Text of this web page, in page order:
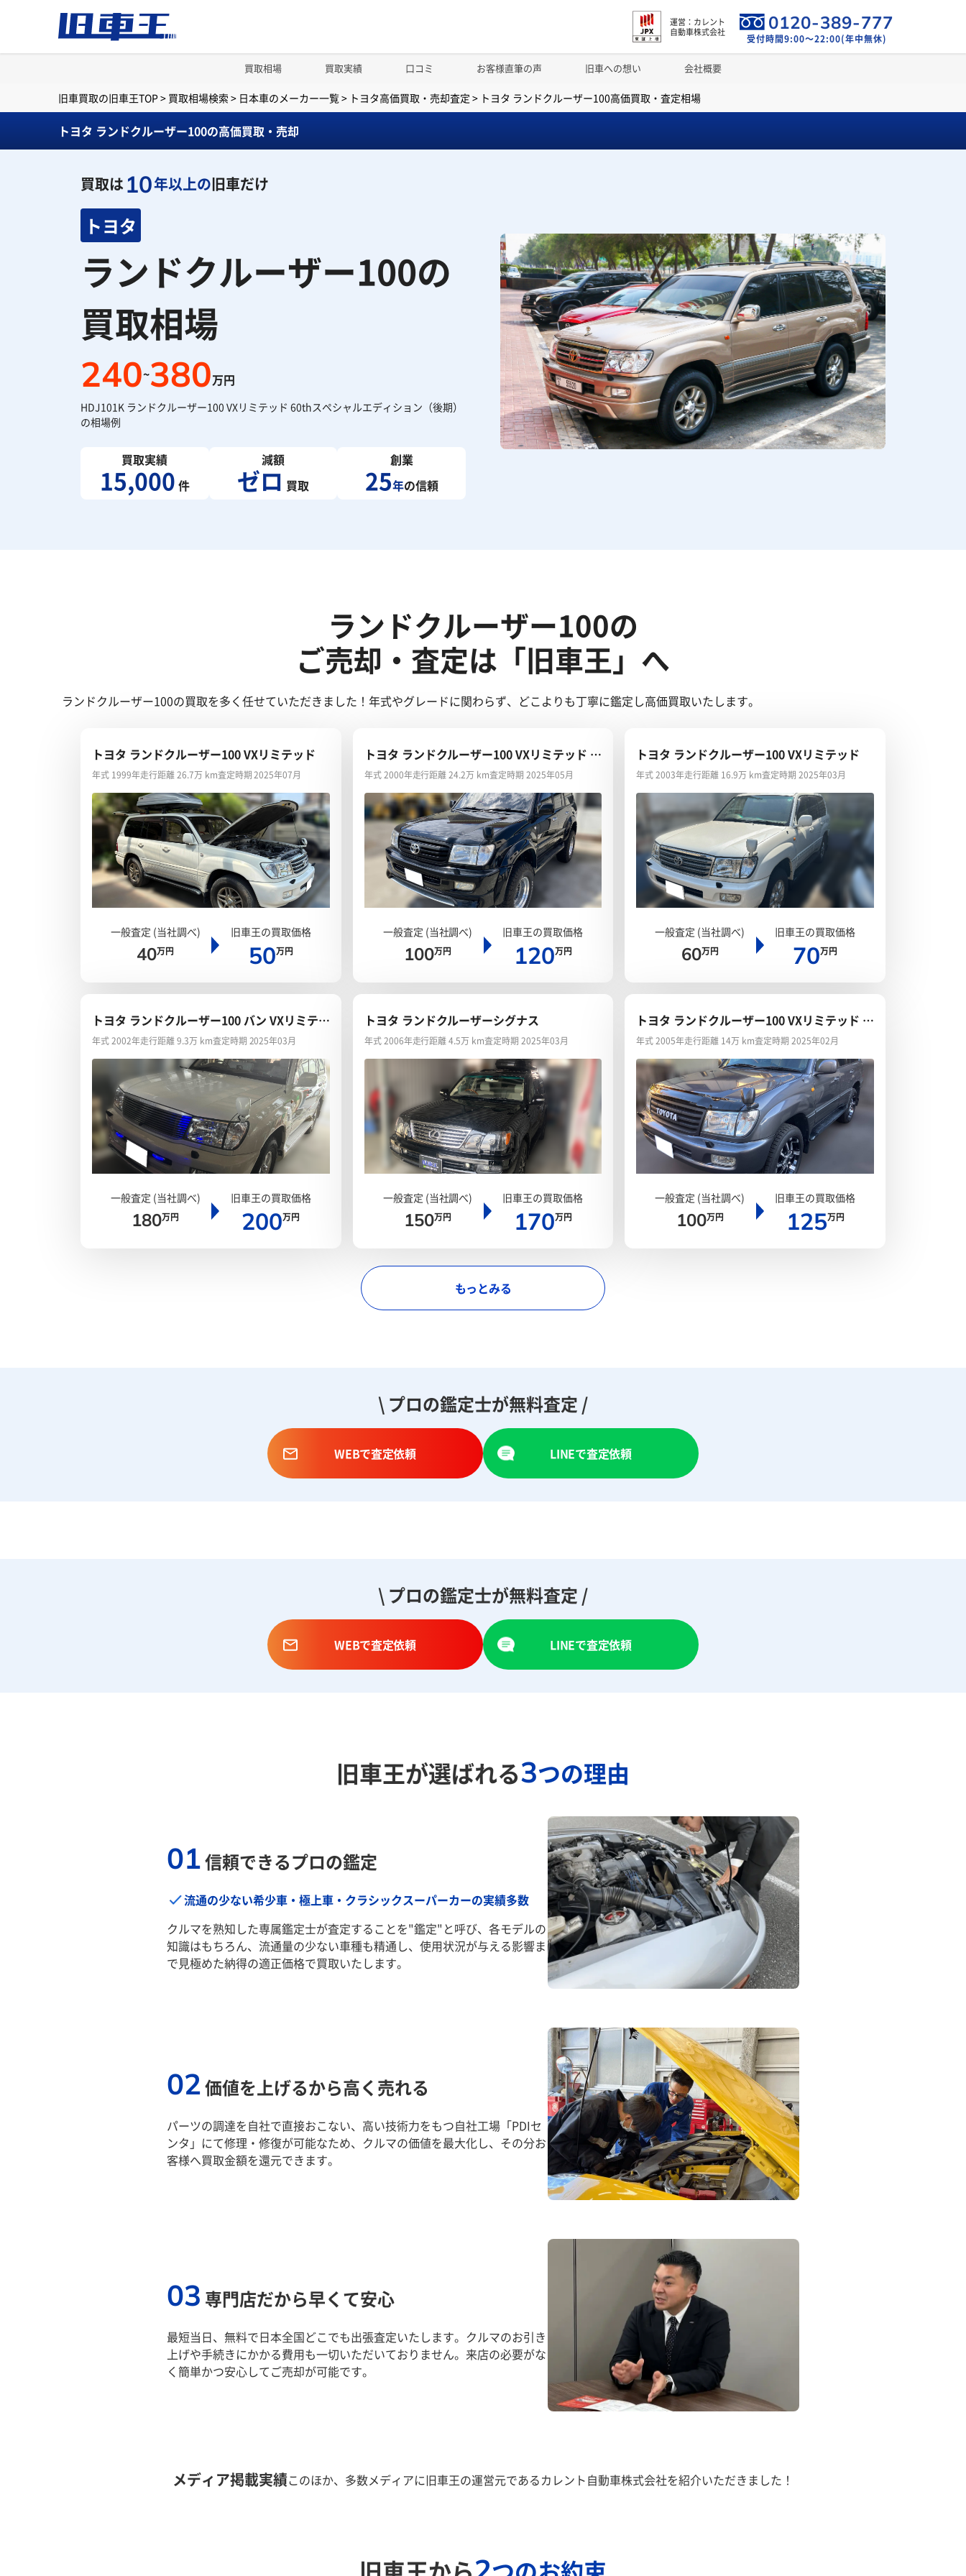
運営：カレント
自動車株式会社
0120-389-777
受付時間9:00～22:00(年中無休)
買取相場 買取実績 口コミ お客様直筆の声 旧車への想い 会社概要
旧車買取の旧車王TOP > 買取相場検索 > 日本車のメーカー一覧> トヨタ高価買取・売却査定 > トヨタ ランドクルーザー100高価買取・査定相場
トヨタ ランドクルーザー100の高価買取・売却
買取は10年以上の旧車だけ
トヨタ
ランドクルーザー100の
買取相場
240~380万円
HDJ101K ランドクルーザー100 VXリミテッド 60thスペシャルエディション（後期）
の相場例
買取実績
15,000 件
減額
ゼロ 買取
創業
25年の信頼
ランドクルーザー100の
ご売却・査定は「旧車王」へ
ランドクルーザー100の買取を多く任せていただきました！年式やグレードに関わらず、どこよりも丁寧に鑑定し高価買取いたします。
トヨタ ランドクルーザー100 VXリミテッド
年式 1999年走行距離 26.7万 km査定時期 2025年07月
一般査定 (当社調べ)
40万円
旧車王の買取価格
50万円
トヨタ ランドクルーザー100 VXリミテッド Ｇ
セレクション
年式 2000年走行距離 24.2万 km査定時期 2025年05月
一般査定 (当社調べ)
100万円
旧車王の買取価格
120万円
トヨタ ランドクルーザー100 VXリミテッド
年式 2003年走行距離 16.9万 km査定時期 2025年03月
一般査定 (当社調べ)
60万円
旧車王の買取価格
70万円
トヨタ ランドクルーザー100 バン VXリミテッ
ド Gセレクション
年式 2002年走行距離 9.3万 km査定時期 2025年03月
一般査定 (当社調べ)
180万円
旧車王の買取価格
200万円
トヨタ ランドクルーザーシグナス
年式 2006年走行距離 4.5万 km査定時期 2025年03月
一般査定 (当社調べ)
150万円
旧車王の買取価格
170万円
トヨタ ランドクルーザー100 VXリミテッド G
セレクション
年式 2005年走行距離 14万 km査定時期 2025年02月
一般査定 (当社調べ)
100万円
旧車王の買取価格
125万円
もっとみる
\ プロの鑑定士が無料査定 /
WEBで査定依頼 LINEで査定依頼
\ プロの鑑定士が無料査定 /
WEBで査定依頼 LINEで査定依頼
旧車王が選ばれる3つの理由
01信頼できるプロの鑑定
流通の少ない希少車・極上車・クラシックスーパーカーの実績多数
クルマを熟知した専属鑑定士が査定することを"鑑定"と呼び、各モデルの
知識はもちろん、流通量の少ない車種も精通し、使用状況が与える影響ま
で見極めた納得の適正価格で買取いたします。
02価値を上げるから高く売れる
パーツの調達を自社で直接おこない、高い技術力をもつ自社工場「PDIセ
ンタ」にて修理・修復が可能なため、クルマの価値を最大化し、その分お
客様へ買取金額を還元できます。
03 専門店だから早くて安心
最短当日、無料で日本全国どこでも出張査定いたします。クルマのお引き
上げや手続きにかかる費用も一切いただいておりません。来店の必要がな
く簡単かつ安心してご売却が可能です。
メディア掲載実績このほか、多数メディアに旧車王の運営元であるカレント自動車株式会社を紹介いただきました！